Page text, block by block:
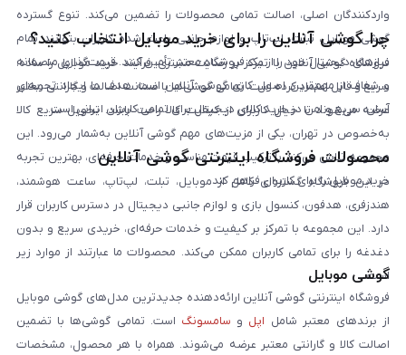
واردکنندگان اصلی، اصالت تمامی محصولات را تضمین می‌کند. تنوع گسترده
گوشی موبایل، تبلت، لپ‌تاپ و لوازم جانبی باعث شده کاربران بتوانند تمام
نیازهای دیجیتال خود را از یک فروشگاه معتبر تأمین کنند. قیمت‌گذاری منصفانه
و شفاف از مهم‌ترین اصول کاری گوشی آنلاین است. هدف ما ایجاد تجربه‌ای
آسان، سریع و امن در خرید کالای دیجیتال برای تمامی کاربران ایرانی است.
چرا گوشی آنلاین را برای خرید موبایل انتخاب کنید؟
فروشگاه گوشی آنلاین با تمرکز بر رضایت مشتری، فرآیند خرید موبایل را ساده،
سریع و قابل اعتماد کرده است. تمامی گوشی‌ها با ضمانت اصالت و گارانتی معتبر
عرضه می‌شوند تا خیال کاربران از کیفیت کالا راحت باشد. تحویل سریع کالا
به‌خصوص در تهران، یکی از مزیت‌های مهم گوشی آنلاین به‌شمار می‌رود. این
مجموعه تلاش می‌کند با ترکیب قیمت مناسب و خدمات حرفه‌ای، بهترین تجربه
خرید موبایل را برای کاربران فراهم کند.
محصولات فروشگاه اینترنتی گوشی آنلاین
در این فروشگاه گستره‌ای کامل از موبایل، تبلت، لپ‌تاپ، ساعت هوشمند،
هندزفری، هدفون، کنسول بازی و لوازم جانبی دیجیتال در دسترس کاربران قرار
دارد. این مجموعه با تمرکز بر کیفیت و خدمات حرفه‌ای، خریدی سریع و بدون
دغدغه را برای تمامی کاربران ممکن می‌کند. محصولات ما عبارتند از موارد زیر
است:
گوشی موبایل
فروشگاه اینترنتی گوشی آنلاین ارائه‌دهنده جدیدترین مدل‌های گوشی موبایل
از برندهای معتبر شامل اپل و سامسونگ است. تمامی گوشی‌ها با تضمین
اصالت کالا و گارانتی معتبر عرضه می‌شوند. همراه با هر محصول، مشخصات